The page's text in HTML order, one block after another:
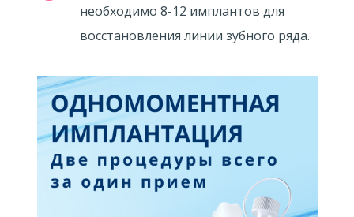
необходимо 8-12 имплантов для
восстановления линии зубного ряда.